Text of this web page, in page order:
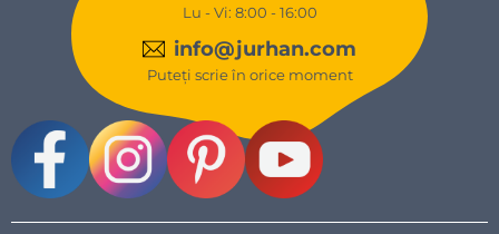
Lu - Vi: 8:00 - 16:00
info@jurhan.com
Puteți scrie în orice moment